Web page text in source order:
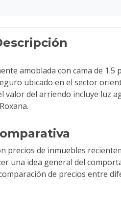
amoblada con cama de 1.5
ubicado en el sector
valor del arriendo incluye luz
precios de inmuebles
una idea general del
de precios entre